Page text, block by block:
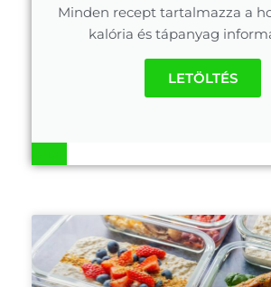
Minden recept tartalmazza a
kalória és tápanyag
LETÖLTÉS